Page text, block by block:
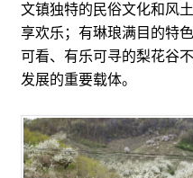
文镇独特的民俗文化和风
享欢乐；有琳琅满目的特
可看、有乐可寻的梨花谷
发展的重要载体。